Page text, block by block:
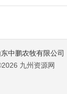
中鹏农牧有限公司
九州资源网